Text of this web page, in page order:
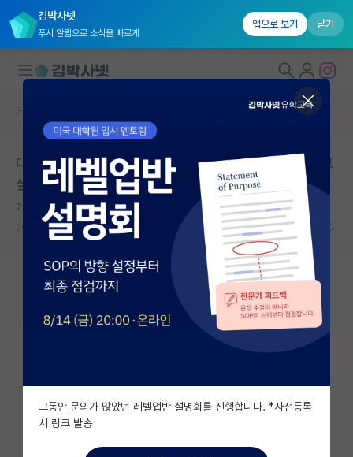
김박사넷
푸시 알림으로 소식을 빠르게
앱으로 보기 닫기
대학원생 모집
국내대학원 정보
연구실&오픈랩
커뮤니티
커뮤니티 홈
전체글보기
베스트 게시판
자유 게시판(아무개랩)
미국 유학 게시판
미국 대학원 합격 후기 게시판
커뮤니티 홈
대학원 진학을 준비중인 학생입니다!!! 여러가지 여쭤보고
싶은 것이 있어서 글 남깁니다.
기쁜 라이프니츠
2023.09.27 14 1973
그동안 문의가 많았던 레벨업반 설명회를 진행합니다. *사전등록
시 링크 발송